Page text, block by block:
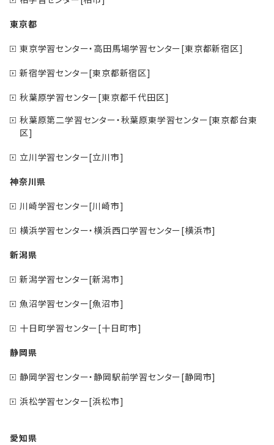
東京都
東京学習センター・高田馬場学習センター[東京都新宿区]
新宿学習センター[東京都新宿区]
秋葉原学習センター[東京都千代田区]
秋葉原第二学習センター・秋葉原東学習センター[東京都台東
区]
立川学習センター[立川市]
神奈川県
川崎学習センター[川崎市]
横浜学習センター・横浜西口学習センター[横浜市]
新潟県
新潟学習センター[新潟市]
魚沼学習センター[魚沼市]
十日町学習センター[十日町市]
静岡県
静岡学習センター・静岡駅前学習センター[静岡市]
浜松学習センター[浜松市]
愛知県